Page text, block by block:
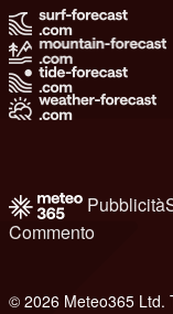
Pubblicità
Commento
© 2026 Meteo365 Ltd.